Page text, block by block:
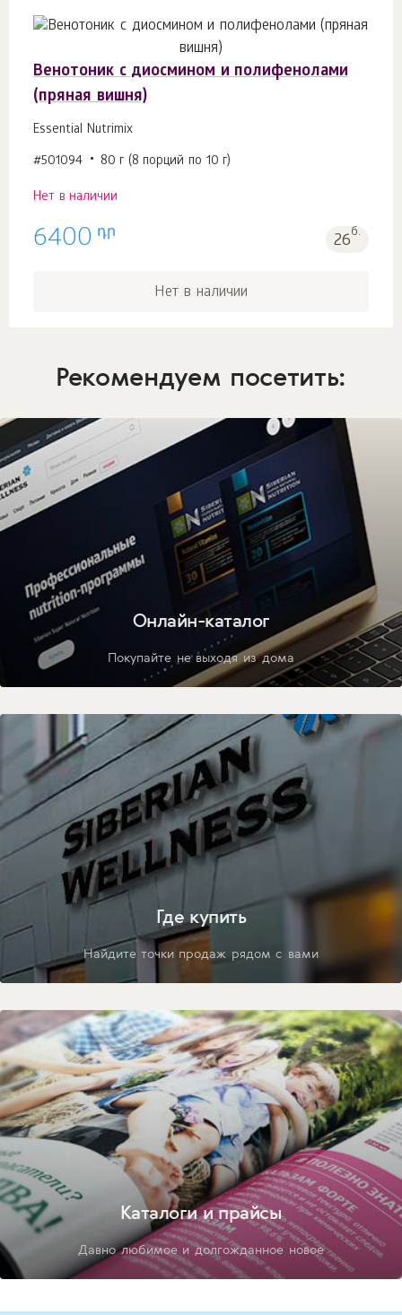
Венотоник с диосмином и полифенолами
(пряная вишня)
Essential Nutrimix
#501094 80 г (8 порций по 10 г)
Нет в наличии
6400 դր 26б.
Нет в наличии
Рекомендуем посетить:
Онлайн-каталог
Покупайте не выходя из дома
Где купить
Найдите точки продаж рядом с вами
Каталоги и прайсы
Давно любимое и долгожданное новое